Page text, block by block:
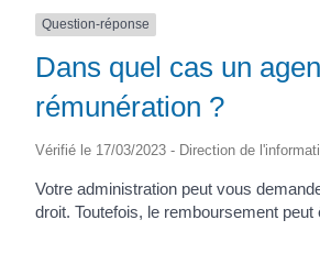
Question-réponse
Dans quel cas un
rémunération ?
Vérifié le 17/03/2023 - Direction de
Votre administration peut vous
droit. Toutefois, le remboursement